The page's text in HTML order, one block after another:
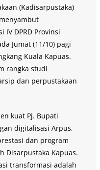
(Kadisarpustaka)
IV DPRD Provinsi
Jumat (11/10) pagi
Kuala Kapuas.
rangka studi
dan perpustakaan
kuat Pj. Bupati
digitalisasi Arpus,
dan program
Disarpustaka Kapuas.
transformasi adalah